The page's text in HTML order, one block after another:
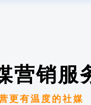
营销服
更有温度的社媒